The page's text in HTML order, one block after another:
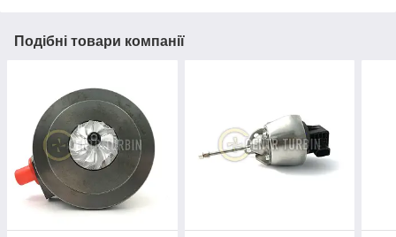
Подібні товари компанії